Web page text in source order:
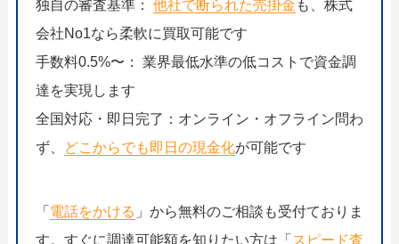
独自の審査基準： 他社で断られた売掛金 も、株式
会社No1なら柔軟に買取可能です
手数料0.5%〜： 業界最低水準の低コストで資金調
達を実現します
全国対応・即日完了：オンライン・オフライン問わ
ず、
どこからでも即日の現金化が可能です
「 電話をかける 」から無料のご相談も受付ておりま
す。すぐに調達可能額を知りたい方は「 スピード査